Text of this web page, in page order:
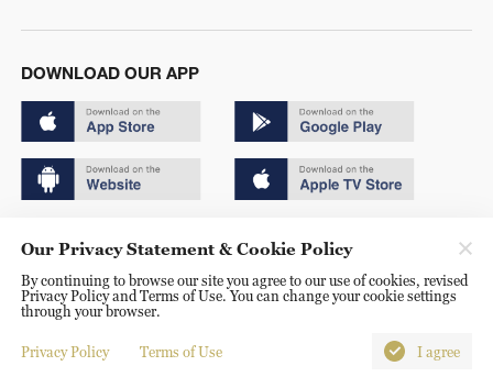
DOWNLOAD OUR APP
京ICP备20000184号
京公网安备 11010502050052号
Disinformation report hotline: 010-85061466
Our Privacy Statement & Cookie Policy
By continuing to browse our site you agree to our use of cookies, revised
Privacy Policy and Terms of Use. You can change your cookie settings
through your browser.
Privacy Policy Terms of Use I agree